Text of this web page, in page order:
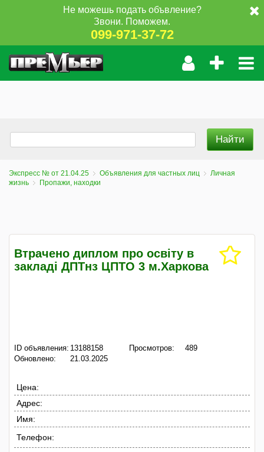
Не можешь подать объвление?
Звони. Поможем.
099-971-37-72
Экспресс № от 21.04.25 Объявления для частных лиц
Личная
жизнь
Пропажи, находки
Втрачено диплом про освіту в
закладі ДПТнз ЦПТО 3 м.Харкова
ID объявления: 13188158
Обновлено:
21.03.2025
Просмотров: 489
Цена:
Адрес:
Имя:
Телефон: